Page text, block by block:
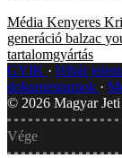
Média Kenyeres
generáció balzac
tartalomgyártás
GYIK
Hibát
dokumentumok
© 2026 Magyar
Vége